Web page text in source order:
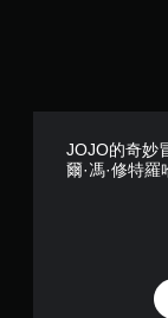
JOJO的奇妙
爾·馮·修特